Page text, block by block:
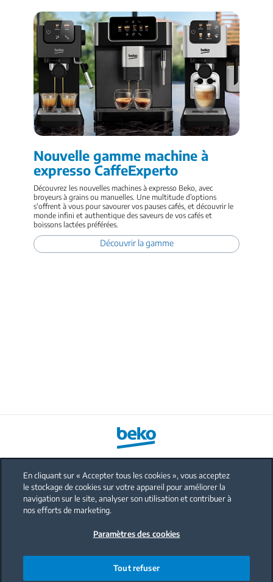
Nouvelle gamme machine à
expresso CaffeExperto
Découvrez les nouvelles machines à expresso Beko, avec
broyeurs à grains ou manuelles. Une multitude d’options
s'offrent à vous pour savourer vos pauses cafés, et découvrir le
monde infini et authentique des saveurs de vos cafés et
boissons lactées préférées.
Découvrir la gamme
FAQ
Protection données personnelles
Mentions légales
Nous contacter
Code de conduite
En cliquant sur « Accepter tous les cookies », vous acceptez
le stockage de cookies sur votre appareil pour améliorer la
navigation sur le site, analyser son utilisation et contribuer à
nos efforts de marketing.
Paramètres des cookies
Tout refuser